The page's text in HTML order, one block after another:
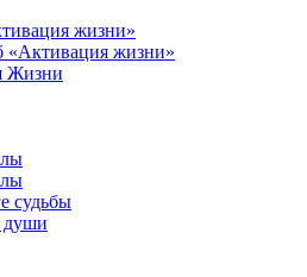
жизни»
«Активация жизни»
Жизни
судьбы
души